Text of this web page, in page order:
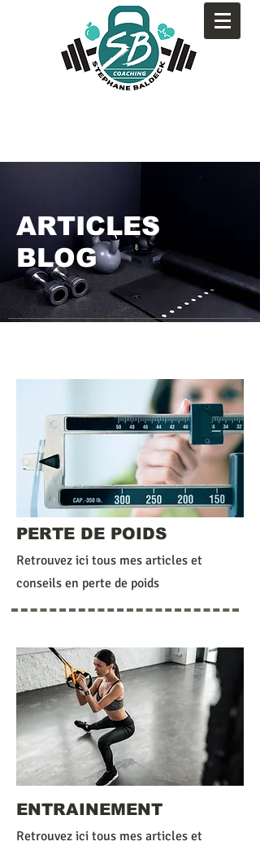
ARTICLES
BLOG
PERTE DE POIDS
Retrouvez ici tous mes articles et
conseils en perte de poids
ENTRAINEMENT
Retrouvez ici tous mes articles et